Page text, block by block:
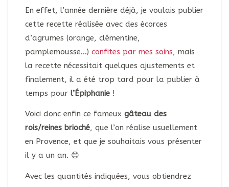
En effet, l’année dernière déjà, je voulais publier
cette recette réalisée avec des écorces
d’agrumes (orange, clémentine,
pamplemousse…) confites par mes soins, mais
la recette nécessitait quelques ajustements et
finalement, il a été trop tard pour la publier à
temps pour l’Épiphanie!
Voici donc enfin ce fameux gâteau des
rois/reines brioché, que l’on réalise usuellement
en Provence, et que je souhaitais vous présenter
il y a un an. 😊
Avec les quantités indiquées, vous obtiendrez